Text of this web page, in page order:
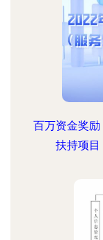
百万资金奖
扶持项